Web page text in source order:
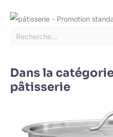
Dans la
pâtisserie